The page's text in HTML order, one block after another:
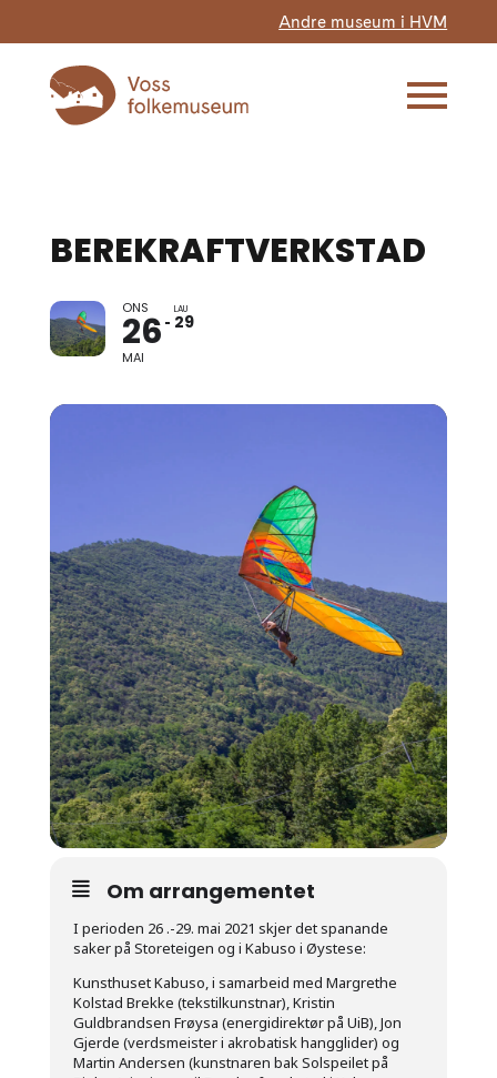
Andre museum i HVM
BEREKRAFTVERKSTAD
ONS
26
MAI
LAU
29
Om arrangementet
I perioden 26 .-29. mai 2021 skjer det spanande
saker på Storeteigen og i Kabuso i Øystese:
Kunsthuset Kabuso, i samarbeid med Margrethe
Kolstad Brekke (tekstilkunstnar), Kristin
Guldbrandsen Frøysa (energidirektør på UiB), Jon
Gjerde (verdsmeister i akrobatisk hangglider) og
Martin Andersen (kunstnaren bak Solspeilet på